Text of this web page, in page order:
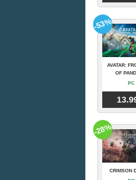
AVATAR:
OF
PC
-53%
CRIMSON
-28%